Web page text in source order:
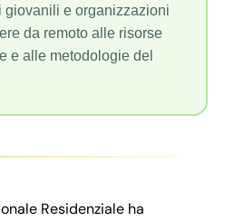
giovanili e organizzazioni
da remoto alle risorse
e alle metodologie del
Residenziale ha